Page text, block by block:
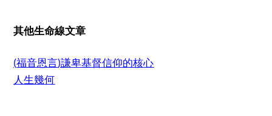
其他生命線文章
(福音恩言)謙卑基督信仰的核心
人生幾何